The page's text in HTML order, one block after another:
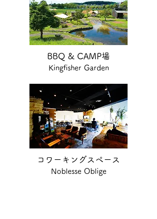
BBQ & CAMP場
Kingfisher Garden
コワーキングスペース
​Noblesse Oblige